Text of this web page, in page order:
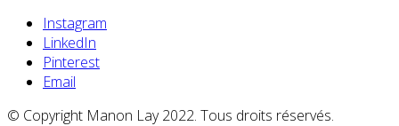
Instagram
LinkedIn
Pinterest
Email
© Copyright Manon Lay 2022. Tous droits réservés.